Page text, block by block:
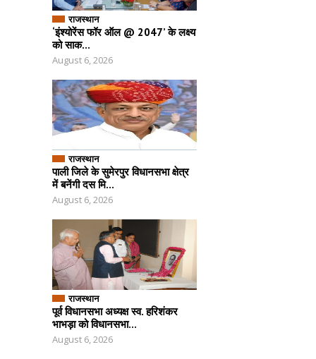
राजस्थान
‘इंश्योरेंस फॉर ऑल @ 2047’ के लक्ष्य
को साक...
August 6, 2026
राजस्थान
पाली जिले के सुमेरपुर विधानसभा क्षेत्र
में बनेंगी दस मि...
August 6, 2026
राजस्थान
पूर्व विधानसभा अध्यक्ष स्व. हरिशंकर
भाभड़ा को विधानसभा...
August 6, 2026